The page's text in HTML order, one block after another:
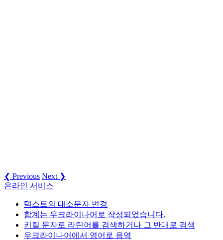
❮ Previous Next ❯
온라인 서비스
텍스트의 대소문자 변경
합계는 우크라이나어로 작성되었습니다.
키릴 문자로 라틴어를 검색하거나 그 반대로 검색
우크라이나어에서 영어로 음역